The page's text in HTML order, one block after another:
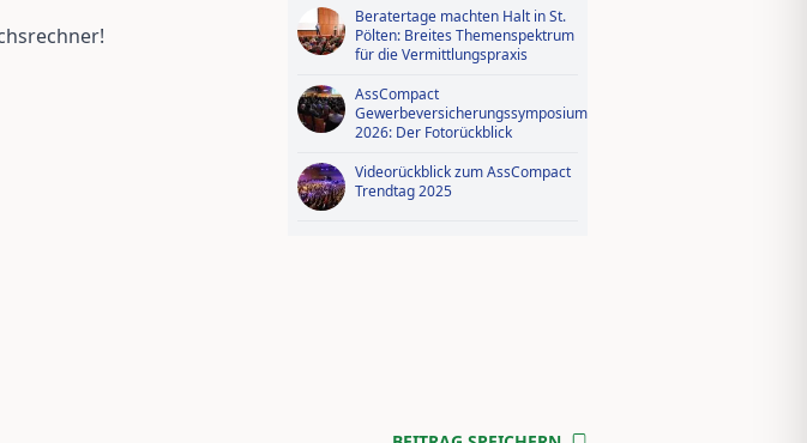
Beratertage machten Halt in St.
Pölten: Breites Themenspektrum
für die Vermittlungspraxis
AssCompact
Gewerbeversicherungssymposium
2026: Der Fotorückblick
Videorückblick zum AssCompact
Trendtag 2025